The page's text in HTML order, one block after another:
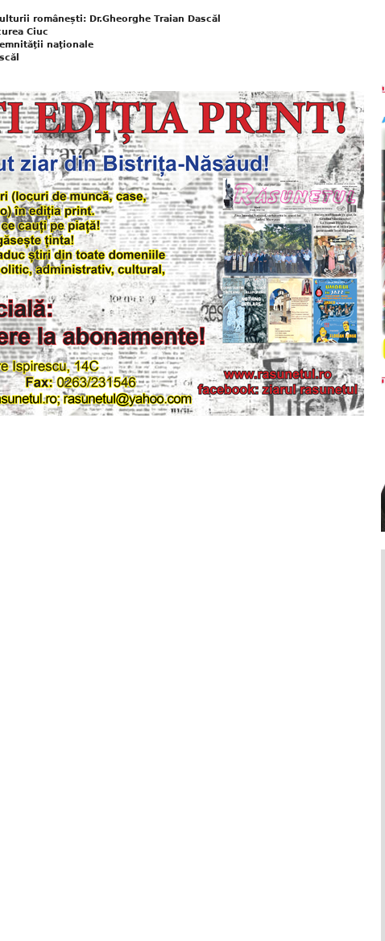
românești: Dr.Gheorghe Traian Dascăl
Ciuc
naţionale